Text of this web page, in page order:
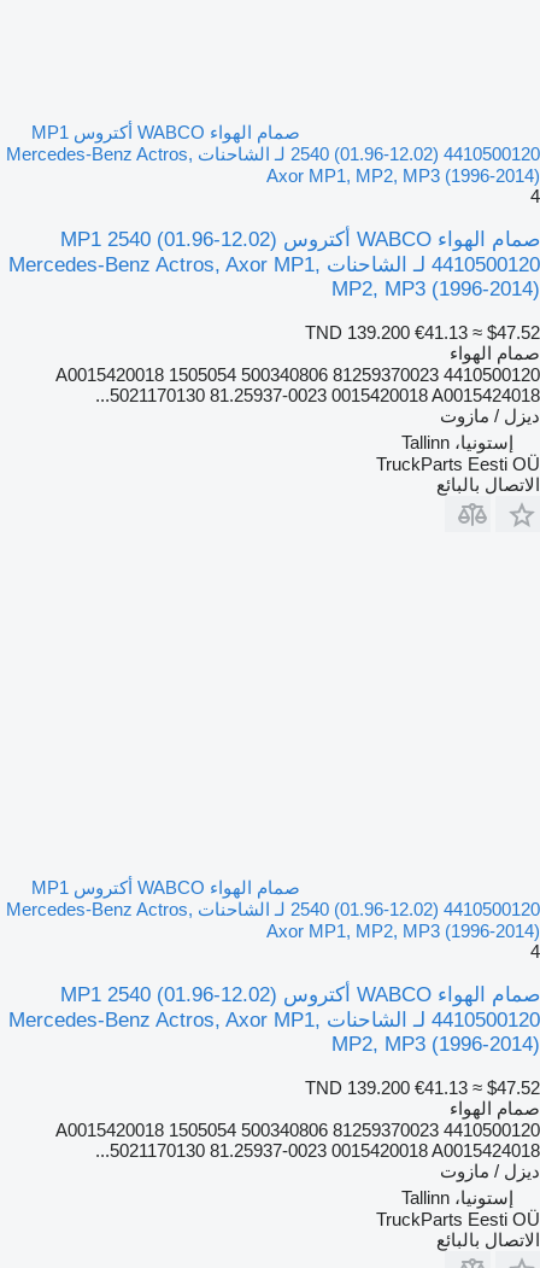
صمام الهواء WABCO أكتروس MP1
2540 (01.96-12.02) 4410500120 لـ الشاحنات Mercedes-Benz Actros,
Axor MP1, MP2, MP3 (1996-2014)
4
صمام الهواء WABCO أكتروس MP1 2540 (01.96-12.02)
4410500120 لـ الشاحنات Mercedes-Benz Actros, Axor MP1,
MP2, MP3 (1996-2014)
TND 139.200 €41.13 ≈ $47.52
صمام الهواء
4410500120 A0015420018 1505054 500340806 81259370023
5021170130 81.25937-0023 0015420018 A0015424018...
ديزل / مازوت
إستونيا، Tallinn
TruckParts Eesti OÜ
الاتصال بالبائع
صمام الهواء WABCO أكتروس MP1
2540 (01.96-12.02) 4410500120 لـ الشاحنات Mercedes-Benz Actros,
Axor MP1, MP2, MP3 (1996-2014)
4
صمام الهواء WABCO أكتروس MP1 2540 (01.96-12.02)
4410500120 لـ الشاحنات Mercedes-Benz Actros, Axor MP1,
MP2, MP3 (1996-2014)
TND 139.200 €41.13 ≈ $47.52
صمام الهواء
4410500120 A0015420018 1505054 500340806 81259370023
5021170130 81.25937-0023 0015420018 A0015424018...
ديزل / مازوت
إستونيا، Tallinn
TruckParts Eesti OÜ
الاتصال بالبائع